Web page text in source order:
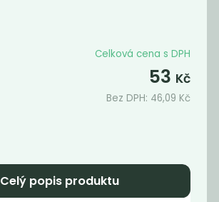
53
Celková cena s DPH
53 Kč
Bez DPH: 46,09 Kč
Celý popis produktu